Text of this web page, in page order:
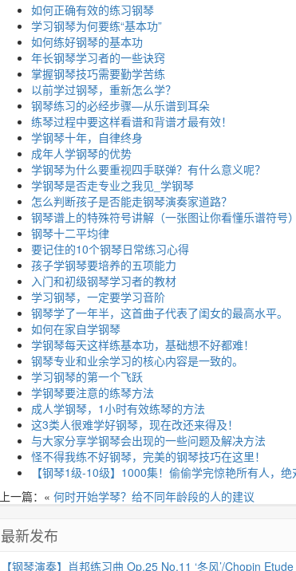
如何正确有效的练习钢琴
学习钢琴为何要练“基本功”
如何练好钢琴的基本功
年长钢琴学习者的一些诀窍
掌握钢琴技巧需要勤学苦练
以前学过钢琴，重新怎么学？
钢琴练习的必经步骤—从乐谱到耳朵
练琴过程中要这样看谱和背谱才最有效！
学钢琴十年，自律终身
成年人学钢琴的优势
学钢琴为什么要重视四手联弹？有什么意义呢？
学钢琴是否走专业之我见_学钢琴
怎么判断孩子是否能走钢琴演奏家道路？
钢琴谱上的特殊符号讲解（一张图让你看懂乐谱符号）
钢琴十二平均律
要记住的10个钢琴日常练习心得
孩子学钢琴要培养的五项能力
入门和初级钢琴学习者的教材
学习钢琴，一定要学习音阶
钢琴学了一年半，这首曲子代表了闺女的最高水平。
如何在家自学钢琴
学钢琴每天这样练基本功，基础想不好都难！
钢琴专业和业余学习的核心内容是一致的。
学习钢琴的第一个飞跃
学钢琴要注意的练琴方法
成人学钢琴，1小时有效练琴的方法
这3类人很难学好钢琴，现在改还来得及！
与大家分享学钢琴会出现的一些问题及解决方法
怪不得我练不好钢琴，完美的钢琴技巧在这里！
【钢琴1级-10级】1000集！偷偷学完惊艳所有人，
上一篇：« 何时开始学琴？给不同年龄段的人的建议
最新发布
【钢琴演奏】肖邦练习曲 Op.25 No.11 ‘冬风’/Chopin